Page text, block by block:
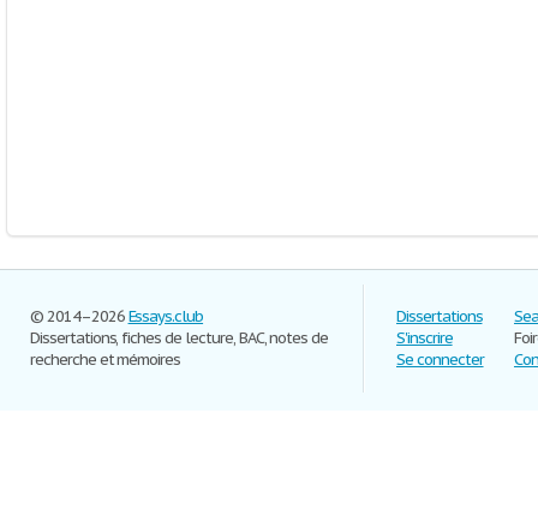
© 2014–2026Essays.club
Dissertations, fiches de lecture, BAC, notes de
recherche et mémoires
Dissertations
S'inscrire
Se connecter